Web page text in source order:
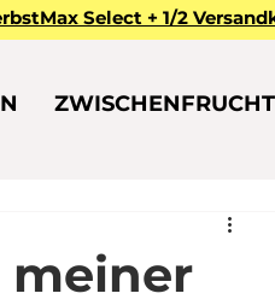
Select + 1/2
ZWISCHENFRUCHT
meiner